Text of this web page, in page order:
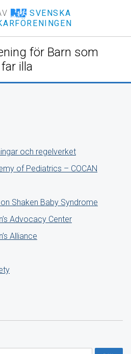
SVENSKA
för Barn som
far illa
och regelverket
of Pediatrics – COCAN
Shaken Baby Syndrome
Advocacy Center
Alliance